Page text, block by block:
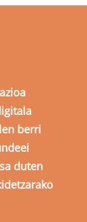
berri
duten